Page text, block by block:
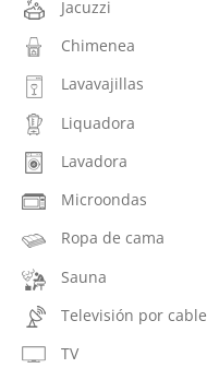
Jacuzzi
Chimenea
Lavavajillas
Liquadora
Lavadora
Microondas
Ropa de cama
Sauna
Televisión por cable
TV